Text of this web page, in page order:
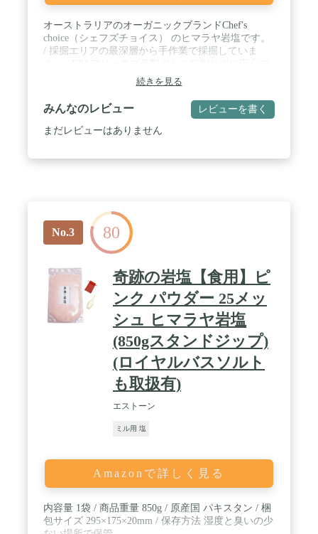
オーストラリアのオーガニックブランドChef's
choice（シェフズチョイス） のヒマラヤ岩塩です。
/ 採掘エリアの最深層から手作業で採掘していま
す。アウトドアにも持ち運びやすく詰め替えも可能
です / BRC認証取得済み。食品に対する厳しい品質
規格で、安全と品質が保証されたヒマラヤ岩塩で
す。 / ミルが改良されました。より使いやすく煩わ
しさがありません。オーストラリアをはじめ、世界
続きを見る
みんなのレビュー レビューを書く
まだレビューはありません
No.3 80
奇跡の岩塩【食用】ピ
ンク パウダー 25メッ
シュ ヒマラヤ岩塩
(850gスタンドジップ)
(ロイヤルバスソルト
も取扱有)
エストーン
ミル用 塩
Amazonで詳しく見る
内容量 1袋 / 商品重量 850g / 原産国 パキスタン / 梱
包サイズ 295×175×20mm / 保存方法 湿度と臭いの少